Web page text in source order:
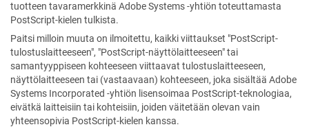
tuotteen tavaramerkkinä Adobe Systems -yhtiön toteuttamasta
PostScript-kielen tulkista.
Paitsi milloin muuta on ilmoitettu, kaikki viittaukset "PostScript-
tulostuslaitteeseen", "PostScript-näyttölaitteeseen" tai
samantyyppiseen kohteeseen viittaavat tulostuslaitteeseen,
näyttölaitteeseen tai (vastaavaan) kohteeseen, joka sisältää Adobe
Systems Incorporated -yhtiön lisensoimaa PostScript-teknologiaa,
eivätkä laitteisiin tai kohteisiin, joiden väitetään olevan vain
yhteensopivia PostScript-kielen kanssa.